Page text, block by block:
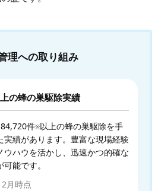
理への取り組み
の蜂の巣駆除実績
件※以上の蜂の巣駆除を手
実績があります。豊富な現場経験
ウハウを活かし、迅速かつ的確な
能です。
月時点